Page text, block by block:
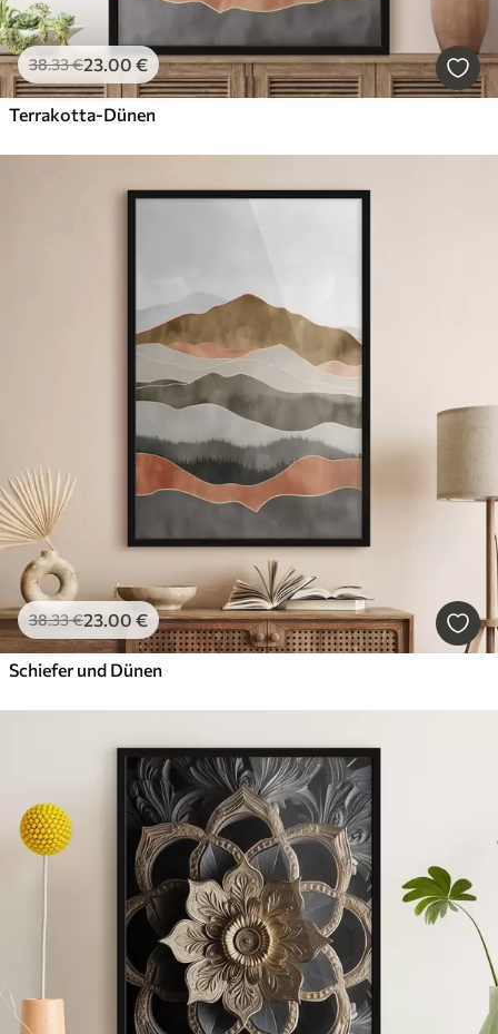
38.33€23.00 €
Terrakotta-Dünen
38.33€23.00 €
Schiefer und Dünen